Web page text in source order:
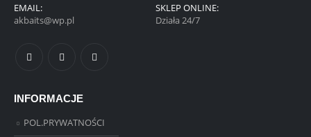
EMAIL:
akbaits@wp.pl
SKLEP ONLINE:
Działa 24/7
INFORMACJE
POL.PRYWATNOŚCI